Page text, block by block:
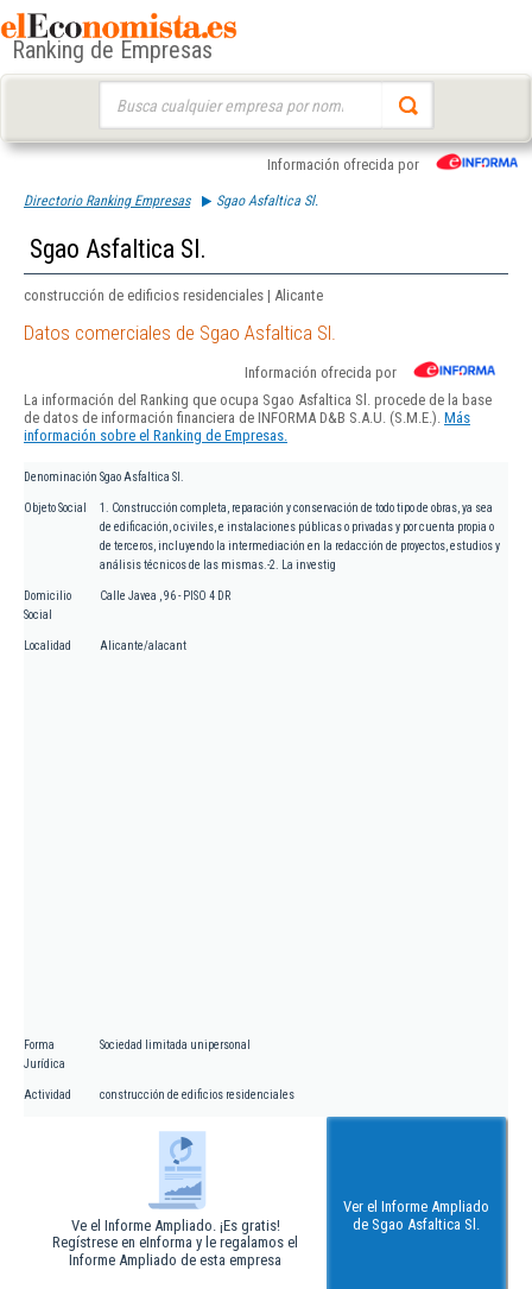
Ranking de Empresas
Información ofrecida por
Directorio Ranking Empresas Sgao Asfaltica Sl.
Sgao Asfaltica Sl.
construcción de edificios residenciales | Alicante
Datos comerciales de Sgao Asfaltica Sl.
Información ofrecida por
La información del Ranking que ocupa Sgao Asfaltica Sl. procede de la base
de datos de información financiera de INFORMA D&B S.A.U. (S.M.E.). Más
información sobre el Ranking de Empresas.
Denominación Sgao Asfaltica Sl.
Objeto Social
1. Construcción completa, reparación y conservación de todo tipo de obras, ya sea
de edificación, o civiles, e instalaciones públicas o privadas y por cuenta propia o
de terceros, incluyendo la intermediación en la redacción de proyectos, estudios y
análisis técnicos de las mismas.-2. La investig
Domicilio
Social
Calle Javea , 96 - PISO 4 DR
Localidad Alicante/alacant
Forma
Jurídica
Sociedad limitada unipersonal
Actividad construcción de edificios residenciales
Ve el Informe Ampliado. ¡Es gratis!
Regístrese en eInforma y le regalamos el
Informe Ampliado de esta empresa
Ver el Informe Ampliado
de Sgao Asfaltica Sl.